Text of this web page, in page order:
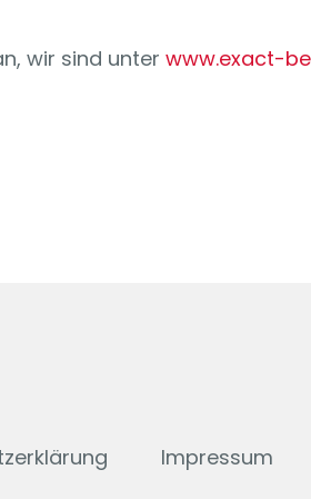
wir sind unter www.exact-
Impressum